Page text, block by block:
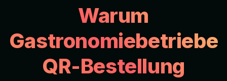
Warum
Gastronomiebetriebe
QR-Bestellung